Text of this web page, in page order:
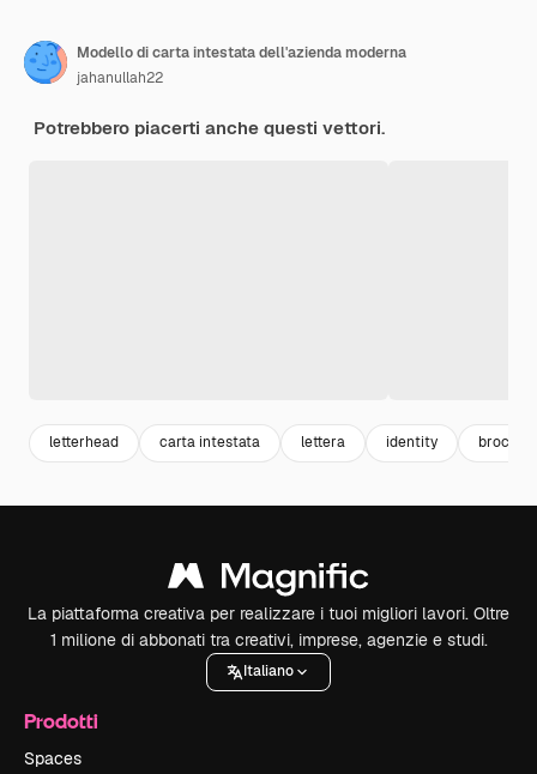
Modello di carta intestata dell'azienda moderna
jahanullah22
Potrebbero piacerti anche questi vettori.
letterhead carta intestata lettera identity
La piattaforma creativa per realizzare i tuoi migliori lavori. Oltre
1 milione di abbonati tra creativi, imprese, agenzie e studi.
Italiano
Prodotti
Spaces